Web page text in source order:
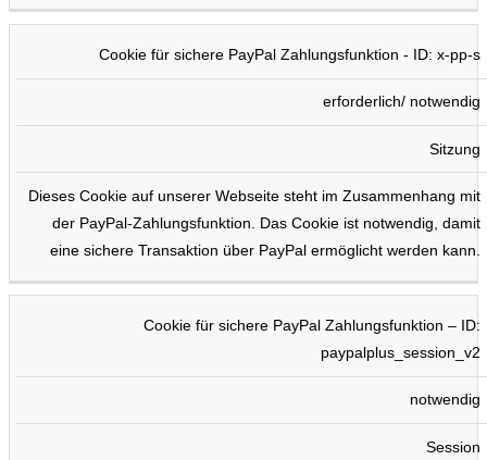
Cookie für sichere PayPal Zahlungsfunktion - ID: x-pp-s
erforderlich/ notwendig
Sitzung
Dieses Cookie auf unserer Webseite steht im Zusammenhang mit
der PayPal-Zahlungsfunktion. Das Cookie ist notwendig, damit
eine sichere Transaktion über PayPal ermöglicht werden kann.
Cookie für sichere PayPal Zahlungsfunktion – ID:
paypalplus_session_v2
notwendig
Session